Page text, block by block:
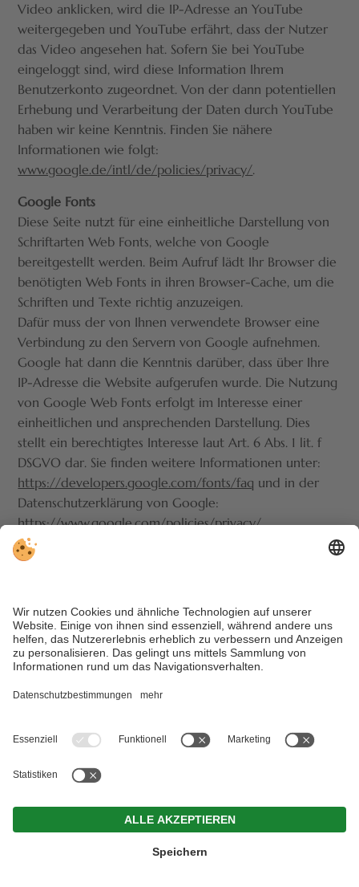
Video anklicken, wird die IP-Adresse an YouTube
weitergegeben und YouTube erfährt, dass der Nutzer
das Video angesehen hat. Sofern Sie bei YouTube
eingeloggt sind, wird diese Information Ihrem
Benutzerkonto zugeordnet. Von der dann potentiellen
Erhebung und Verarbeitung der Daten durch YouTube
haben wir keine Kenntnis. Finden Sie nähere
Informationen wie folgt:
www.google.de/intl/de/policies/privacy/.
Google Fonts
Diese Seite nutzt für eine einheitliche Darstellung von
Schriftarten Web Fonts, welche von Google
bereitgestellt werden. Beim Aufruf lädt Ihr Browser die
benötigten Web Fonts in ihren Browser-Cache, um die
Schriften und Texte richtig anzuzeigen.
Dafür muss der von Ihnen verwendete Browser eine
Verbindung zu den Servern von Google aufnehmen.
Google hat dann die Kenntnis darüber, dass über Ihre
IP-Adresse die Website aufgerufen wurde. Die Nutzung
von Google Web Fonts erfolgt im Interesse einer
einheitlichen und ansprechenden Darstellung. Dies
stellt ein berechtigtes Interesse laut Art. 6 Abs. 1 lit. f
DSGVO dar. Sie finden weitere Informationen unter:
https://developers.google.com/fonts/faq und in der
Datenschutzerklärung von Google:
https://www.google.com/policies/privacy/.
Vimeo
Street, New York, New York 10011, USA. Bei jedem
einzelnen Aufruf der Webseite, die mit dieser
Komponente ausgestattet ist, veranlasst sie, dass der
von Ihnen verwendete Browser eine Darstellung der
Komponente von Vimeo herunterlädt. Wenn Sie die
eingeloggt sind, erkennt Vimeo durch die von der
konkrete Seite Sie besuchen und ordnet dies Ihrem
„Play“ wird diese Information an Ihr Konto bei Vimeo
übermittelt und dort gespeichert. Darüber hinaus wird
die Information, dass Sie unsere Seite besucht haben,